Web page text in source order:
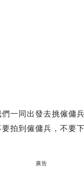
一同出發去挑僱傭
拍到僱傭兵，不要
廣告